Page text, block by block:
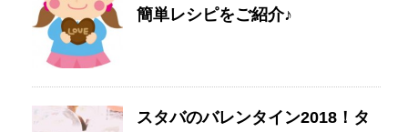
簡単レシピをご紹介♪
スタバのバレンタイン2018！タ